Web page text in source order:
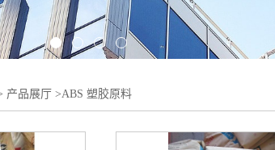
产品展厅 >ABS 塑胶原料